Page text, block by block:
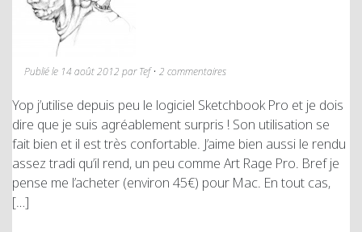
Publié le 14 août 2012 par Tef • 2 commentaires
Yop j’utilise depuis peu le logiciel Sketchbook Pro et je dois
dire que je suis agréablement surpris ! Son utilisation se
fait bien et il est très confortable. J’aime bien aussi le rendu
assez tradi qu’il rend, un peu comme Art Rage Pro. Bref je
pense me l’acheter (environ 45€) pour Mac. En tout cas,
[…]